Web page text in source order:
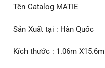
Tên Catalog MATIE
Sản Xuất tại : Hàn Quốc
Kích thước : 1.06m X15.6m